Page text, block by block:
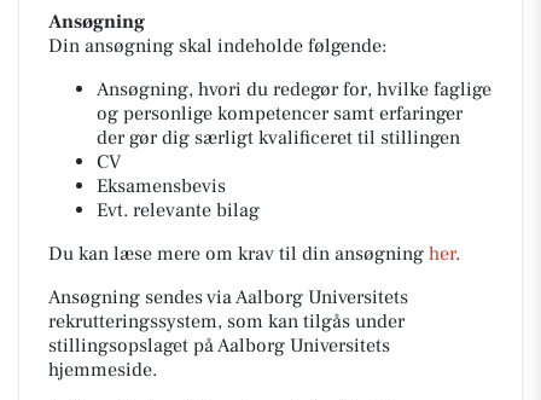
Ansøgning
Din ansøgning skal indeholde følgende:
Ansøgning, hvori du redegør for, hvilke faglige
og personlige kompetencer samt erfaringer
der gør dig særligt kvalificeret til stillingen
CV
Eksamensbevis
Evt. relevante bilag
Du kan læse mere om krav til din ansøgning her.
Ansøgning sendes via Aalborg Universitets
rekrutteringssystem, som kan tilgås under
stillingsopslaget på Aalborg Universitets
hjemmeside.